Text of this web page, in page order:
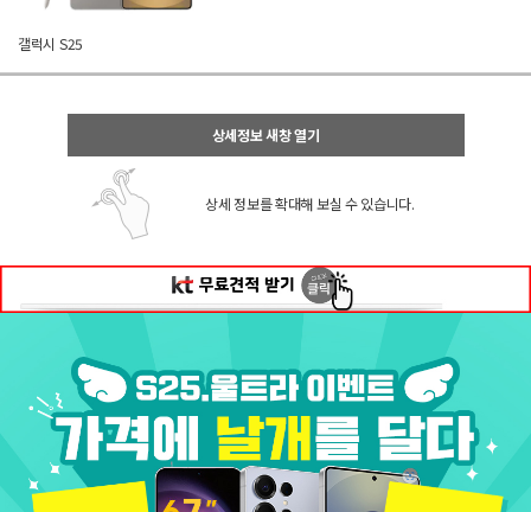
갤럭시 S25
상세정보 새창 열기
상세 정보를 확대해 보실 수 있습니다.